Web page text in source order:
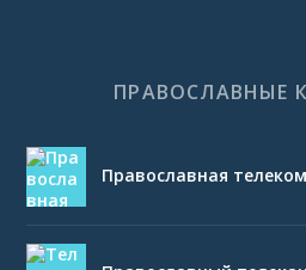
ПРАВОСЛАВНЫЕ
Православная